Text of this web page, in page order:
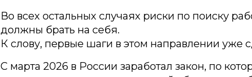
Во всех остальных случаях риски по поиску
должны брать на себя.
К слову, первые шаги в этом направлении уже
С марта 2026 в России заработал закон, по